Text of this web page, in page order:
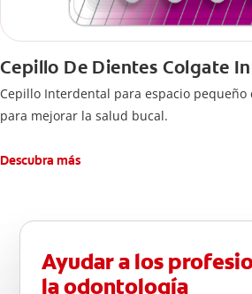
Cepillo De Dientes Colgate
Cepillo Interdental para espacio pequeño
para mejorar la salud bucal.
Descubra más
Ayudar a los
la odontología